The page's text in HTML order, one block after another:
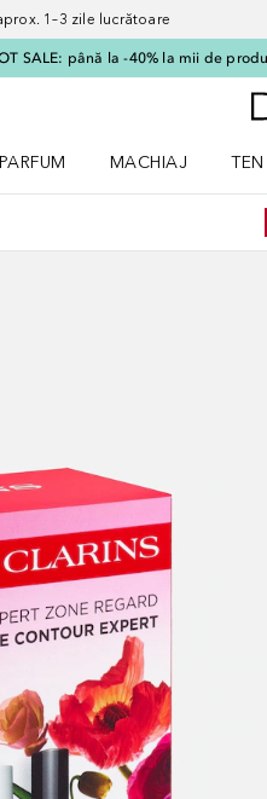
1–3 zile lucrătoare
SALE: până la -40% la mii de
PARFUM
MACHIAJ
TEN